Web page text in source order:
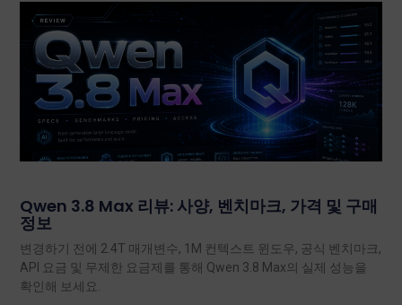
Qwen 3.8 Max 리뷰: 사양, 벤치마크, 가격 및 구매
정보
변경하기 전에 2.4T 매개변수, 1M 컨텍스트 윈도우, 공식 벤치마크,
API 요금 및 무제한 요금제를 통해 Qwen 3.8 Max의 실제 성능을
확인해 보세요.